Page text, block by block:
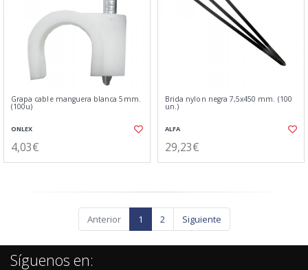
Grapa cable manguera blanca 5mm.
(100u)
ONLEX
4,03€
Brida nylon negra 7,5x450 mm. (100
un.)
ALFA
29,23€
Anterior 1 2 Siguiente
Síguenos en: